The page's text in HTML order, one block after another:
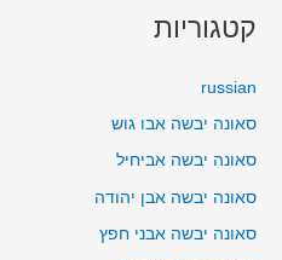
קטגוריות
russian
סאונה יבשה אבו גוש
סאונה יבשה אביחיל
סאונה יבשה אבן יהודה
סאונה יבשה אבני חפץ